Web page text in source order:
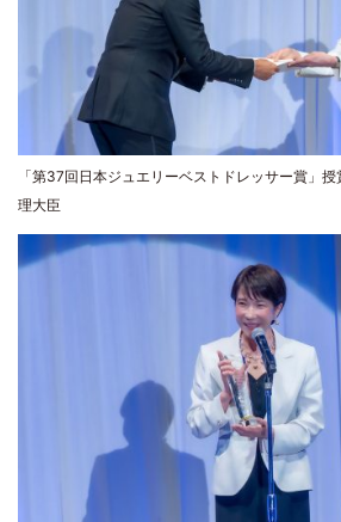
「第37回日本ジュエリーベストドレッサー賞」
理大臣